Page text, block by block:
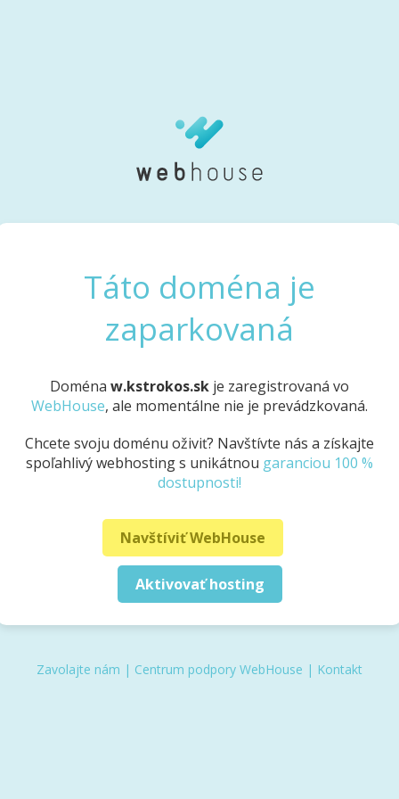
Táto doména je
zaparkovaná
Doména w.kstrokos.sk je zaregistrovaná vo
WebHouse, ale momentálne nie je prevádzkovaná.
Chcete svoju doménu oživiť? Navštívte nás a získajte
spoľahlivý webhosting s unikátnou garanciou 100 %
dostupnosti!
Navštíviť WebHouse
Aktivovať hosting
Zavolajte nám | Centrum podpory WebHouse | Kontakt